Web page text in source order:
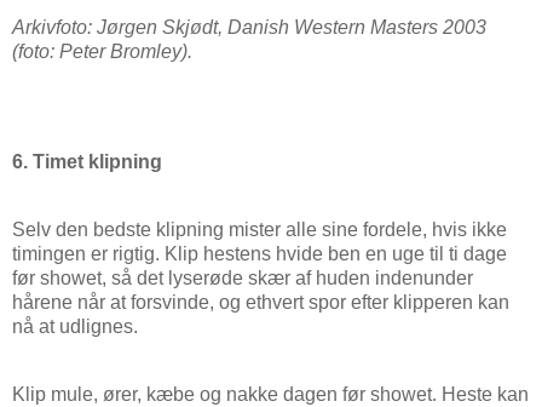
Arkivfoto: Jørgen Skjødt, Danish Western Masters 2003
(foto: Peter Bromley).
6. Timet klipning
Selv den bedste klipning mister alle sine fordele, hvis ikke
timingen er rigtig. Klip hestens hvide ben en uge til ti dage
før showet, så det lyserøde skær af huden indenunder
hårene når at forsvinde, og ethvert spor efter klipperen kan
nå at udlignes.
Klip mule, ører, kæbe og nakke dagen før showet. Heste kan